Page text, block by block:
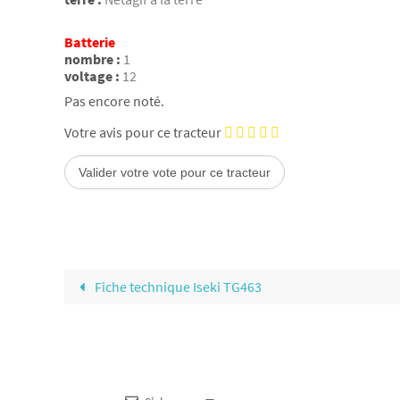
Batterie
nombre : 1
voltage : 12
Pas encore noté.
Votre avis pour ce tracteur
Fiche technique Iseki TG463